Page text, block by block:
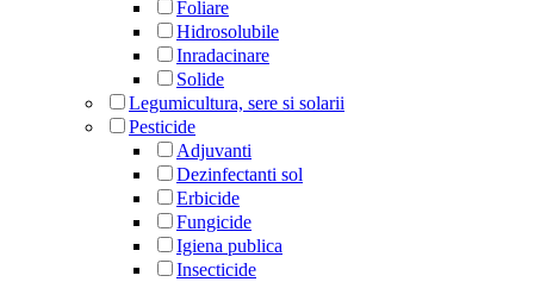
Foliare
Hidrosolubile
Inradacinare
Solide
Legumicultura, sere si solarii
Pesticide
Adjuvanti
Dezinfectanti sol
Erbicide
Fungicide
Igiena publica
Insecticide